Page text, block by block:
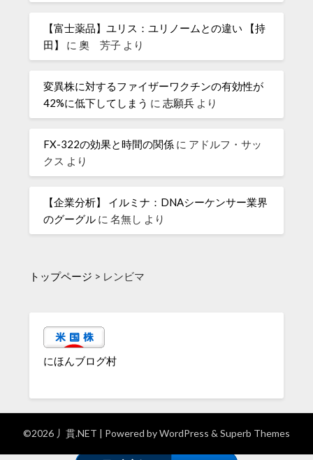
【富士薬品】ユリス：ユリノームとの違い 【持
田】
に奧 芳子 より
変異株に対するファイザーワクチンの有効性が
42%に低下してしまう に志願兵 より
FX-322の効果と時間の関係 に アドルフ・サッ
クス より
【企業分析】 イルミナ：DNAシーケンサー業界
のグーグル に名無し より
トップページ > レンビマ
にほんブログ村
©2026 丿貫.NET | Powered byWordPress & Superb Themes